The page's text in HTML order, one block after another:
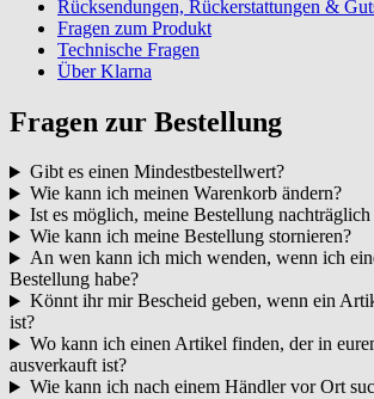
Rücksendungen, Rückerstattungen &
Fragen zum Produkt
Technische Fragen
Über Klarna
Fragen zur Bestellung
Gibt es einen Mindestbestellwert?
Wie kann ich meinen Warenkorb ändern?
Ist es möglich, meine Bestellung nachträglich
Wie kann ich meine Bestellung stornieren?
An wen kann ich mich wenden, wenn ich
Bestellung habe?
Könnt ihr mir Bescheid geben, wenn ein
ist?
Wo kann ich einen Artikel finden, der in
ausverkauft ist?
Wie kann ich nach einem Händler vor Ort